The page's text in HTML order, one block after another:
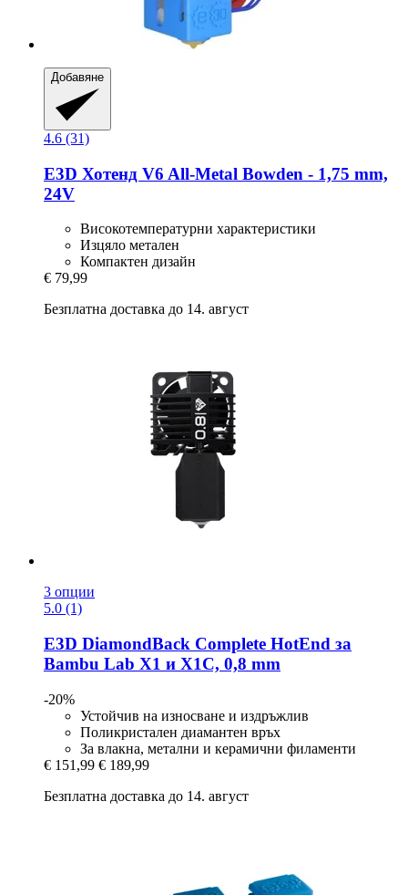
Добавяне
4.6 (31)
E3D Хотенд V6 All-​Metal Bowden -​ 1,75 mm,
24V
Високотемпературни характеристики
Изцяло метален
Компактен дизайн
€ 79,99
Безплатна доставка до 14. август
3 опции
5.0 (1)
E3D DiamondBack Complete HotEnd за
Bambu Lab X1 и X1C, 0,8 mm
-20%
Устойчив на износване и издръжлив
Поликристален диамантен връх
За влакна, метални и керамични филаменти
€ 151,99 € 189,99
Безплатна доставка до 14. август